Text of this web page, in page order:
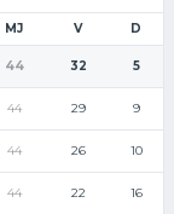
MJ V D
44 32 5
44 29 9
44 26 10
44 22 16